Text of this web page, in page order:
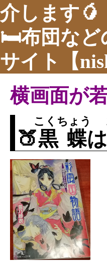
介します🥭
🛏布団など
サイト【
横画面が
🍑黒蝶
こくちょう
は